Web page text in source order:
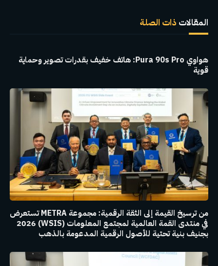
المقالات ذات الصلة
هواوي Pura 90s Pro: هاتف خفيف بقدرات تصوير وحماية
قوية
من ترسيخ القيمة إلى الثقة الرقمية: مجموعة METRA تستعرض
في منتدى القمة العالمية لمجتمع المعلومات (WSIS) 2026
بجنيف بنية تحتية للأصول الرقمية المدعومة بالذهب